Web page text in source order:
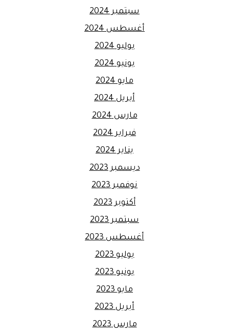
سبتمبر 2024
أغسطس 2024
يوليو 2024
يونيو 2024
مايو 2024
أبريل 2024
مارس 2024
فبراير 2024
يناير 2024
ديسمبر 2023
نوفمبر 2023
أكتوبر 2023
سبتمبر 2023
أغسطس 2023
يوليو 2023
يونيو 2023
مايو 2023
أبريل 2023
مارس 2023